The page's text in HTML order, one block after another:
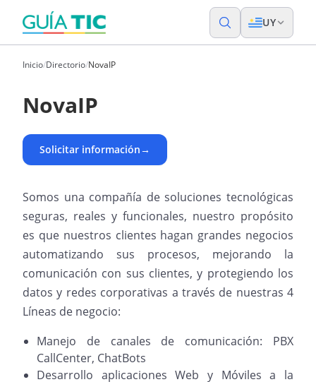
UY
Inicio/Directorio/NovaIP
NovaIP
Solicitar información→
Somos una compañía de soluciones tecnológicas
seguras, reales y funcionales, nuestro propósito
es que nuestros clientes hagan grandes negocios
automatizando sus procesos, mejorando la
comunicación con sus clientes, y protegiendo los
datos y redes corporativas a través de nuestras 4
Líneas de negocio:
Manejo de canales de comunicación: PBX
CallCenter, ChatBots
Desarrollo aplicaciones Web y Móviles a la